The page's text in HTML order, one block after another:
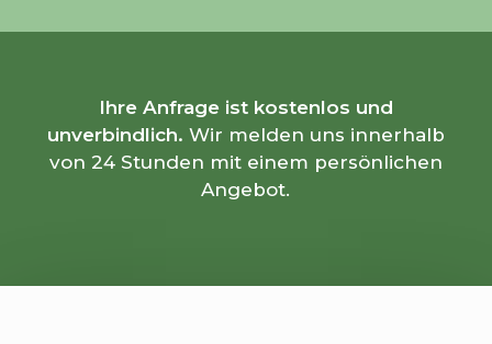
Ihre Anfrage ist kostenlos und
unverbindlich. Wir melden uns innerhalb
von 24 Stunden mit einem persönlichen
Angebot.